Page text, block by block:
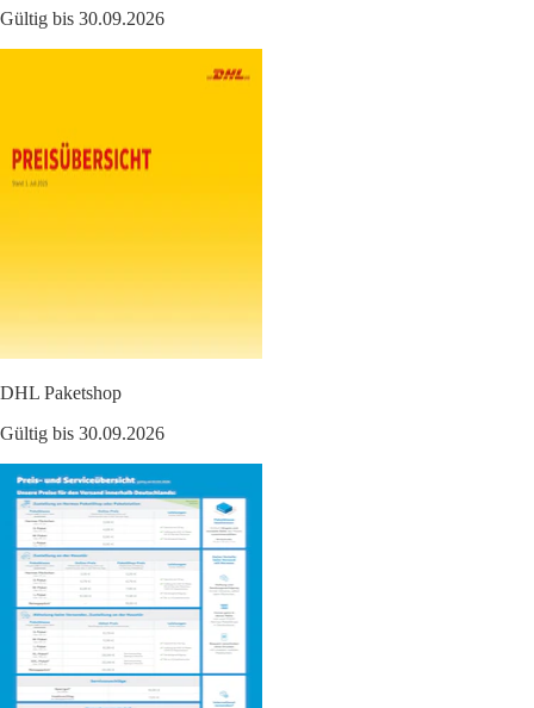
Gültig bis 30.09.2026
DHL Paketshop
Gültig bis 30.09.2026